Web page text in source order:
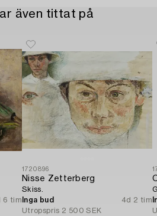
även tittat på
6 tim
1720896
Nisse Zetterberg
Skiss.
Inga bud
4d 2 tim
Utropspris 2 500 SEK